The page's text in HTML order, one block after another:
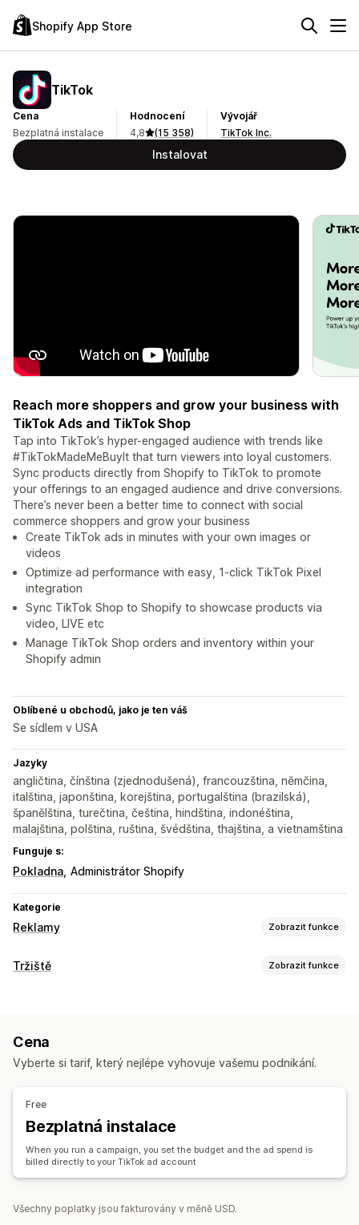
Shopify App Store
TikTok
Cena
Bezplatná instalace
Hodnocení
4,8
(15 358)
Vývojář
TikTok Inc.
Instalovat
Reach more shoppers and grow your business with
TikTok Ads and TikTok Shop
Tap into TikTok’s hyper-engaged audience with trends like
#TikTokMadeMeBuyIt that turn viewers into loyal customers.
Sync products directly from Shopify to TikTok to promote
your offerings to an engaged audience and drive conversions.
There’s never been a better time to connect with social
commerce shoppers and grow your business
Create TikTok ads in minutes with your own images or
videos
Optimize ad performance with easy, 1-click TikTok Pixel
integration
Sync TikTok Shop to Shopify to showcase products via
video, LIVE etc
Manage TikTok Shop orders and inventory within your
Shopify admin
Oblíbené u obchodů, jako je ten váš
Se sídlem v USA
Jazyky
angličtina, čínština (zjednodušená), francouzština, němčina,
italština, japonština, korejština, portugalština (brazilská),
španělština, turečtina, čeština, hindština, indonéština,
malajština, polština, ruština, švédština, thajština, a vietnamština
Funguje s:
Pokladna Administrátor Shopify
Kategorie
Reklamy Zobrazit funkce
Cílení
Správa kampaní
Optimalizace pomocí AI
Automatizované kampaně
Obrázky a videa pomocí AI
Videa s možností nákupu
Analytika výkonu
Metriky zapojení Analýza návratnosti investic
Tržiště Zobrazit funkce
Synchronizace produktů
Synchronizace skladových zásob
Cena
Vyberte si tarif, který nejlépe vyhovuje vašemu podnikání.
Free
Bezplatná instalace
When you run a campaign, you set the budget and the ad spend is
billed directly to your TikTok ad account
Všechny poplatky jsou fakturovány v měně USD.